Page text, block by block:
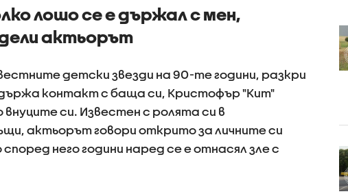
лошо се е държал с мен,
актьорът
детски звезди на 90-те години, разкри
контакт с баща си, Кристофър "Кит"
си. Известен с ролята си в
актьорът говори открито за личните си
него години наред се е отнасял зле с